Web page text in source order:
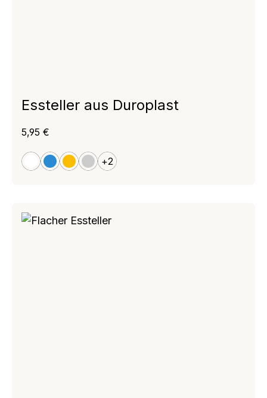
Essteller aus Duroplast
weißblaugelbgranit
+2
Regulärer Preis:
5,95 €